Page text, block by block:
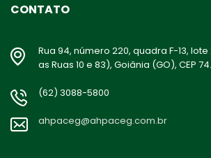
CONTATO
Rua 94, número 220, quadra F-13,
as Ruas 10 e 83), Goiânia (GO), CEP
(62) 3088-5800
ahpaceg@ahpaceg.com.br